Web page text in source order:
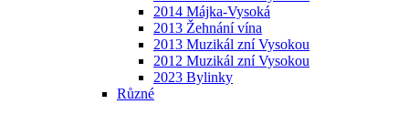
2014 Májka-Vysoká
2013 Žehnání vína
2013 Muzikál zní Vysokou
2012 Muzikál zní Vysokou
2023 Bylinky
Různé